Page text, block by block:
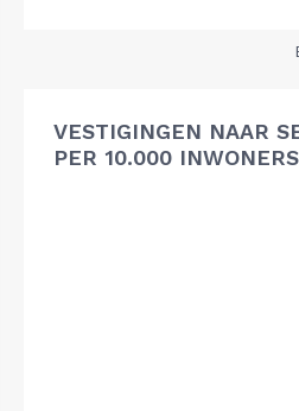
VESTIGINGEN NAAR
PER 10.000 INWONERS